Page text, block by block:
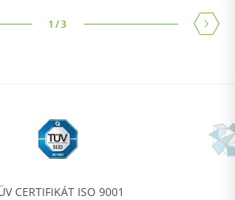
1 /3
CERTIFIKÁT ISO 9001